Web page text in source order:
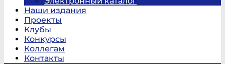
Наши издания
Проекты
Клубы
Конкурсы
Коллегам
Контакты